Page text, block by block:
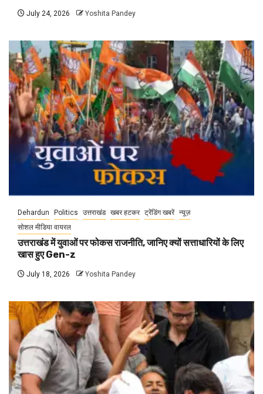
July 24, 2026 Yoshita Pandey
Dehardun Politics उत्तराखंड खबर हटकर ट्रेंडिंग खबरें न्यूज़
सोशल मीडिया वायरल
उत्तराखंड में युवाओं पर फोकस राजनीति, जानिए क्यों सत्ताधारियों के लिए
खास हुए Gen-z
July 18, 2026 Yoshita Pandey